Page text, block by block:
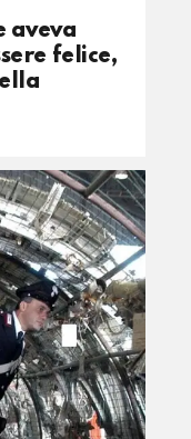
aveva
felice,